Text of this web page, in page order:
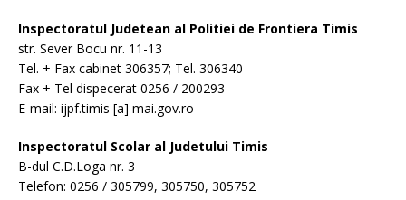
Inspectoratul Judetean al Politiei de Frontiera Timis
str. Sever Bocu nr. 11-13
Tel. + Fax cabinet 306357; Tel. 306340
Fax + Tel dispecerat 0256 / 200293
E-mail: ijpf.timis [a] mai.gov.ro
Inspectoratul Scolar al Judetului Timis
B-dul C.D.Loga nr. 3
Telefon: 0256 / 305799, 305750, 305752